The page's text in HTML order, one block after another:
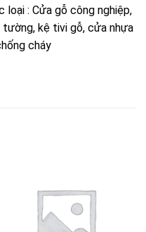
loại : Cửa gỗ công nghiệp,
kệ tivi gỗ, cửa nhựa
cháy